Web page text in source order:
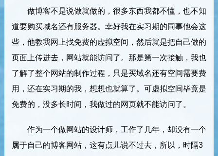
做博客不是说做就做的，很多东西我都不懂，也不知
道要购买域名还有服务器。幸好我在实习期的同事他会这
些，他教我网上找免费的虚拟空间，然后就是把自己做的
页面上传进去，网站就能访问了。那是第一次接触，我也
了解了整个网站的制作过程，只是买域名还有空间需要费
用，还在实习期的我，想想也就算了。可虚拟空间毕竟是
免费的，没多长时间，我做过的网页就不能访问了。
作为一个做网站的设计师，工作了几年，却没有一个
属于自己的博客网站，这有点儿说不过去，所以，时隔3